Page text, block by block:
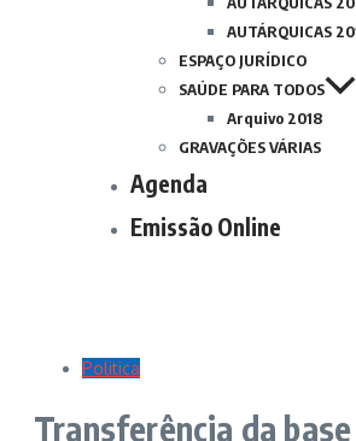
AUTÁRQUICAS
ESPAÇO JURÍDICO
SAÚDE PARA TODOS
Arquivo 2018
GRAVAÇÕES VÁRIAS
Agenda
Emissão Online
Politica
Transferência da